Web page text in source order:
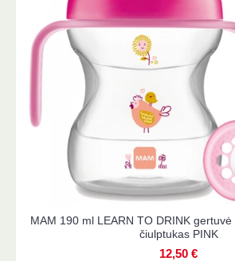
MAM 190 ml LEARN TO DRINK
čiulptukas PINK
12,50 €